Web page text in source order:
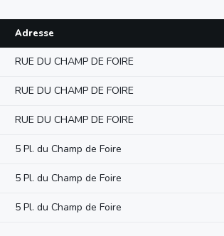
Adresse
RUE DU CHAMP DE FOIRE
RUE DU CHAMP DE FOIRE
RUE DU CHAMP DE FOIRE
5 Pl. du Champ de Foire
5 Pl. du Champ de Foire
5 Pl. du Champ de Foire